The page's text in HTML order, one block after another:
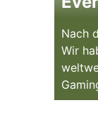
Nach
Wir